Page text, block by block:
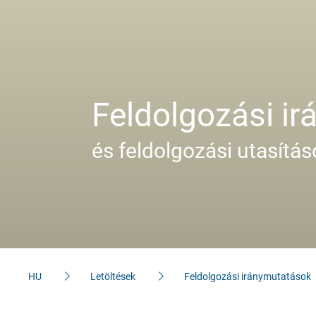
felvétel
Kapcsolattartó
Impresszum
Adatvédelem
Feldolgozási
és feldolgozási
HU Letöltések Feldolgozási iránymutatások